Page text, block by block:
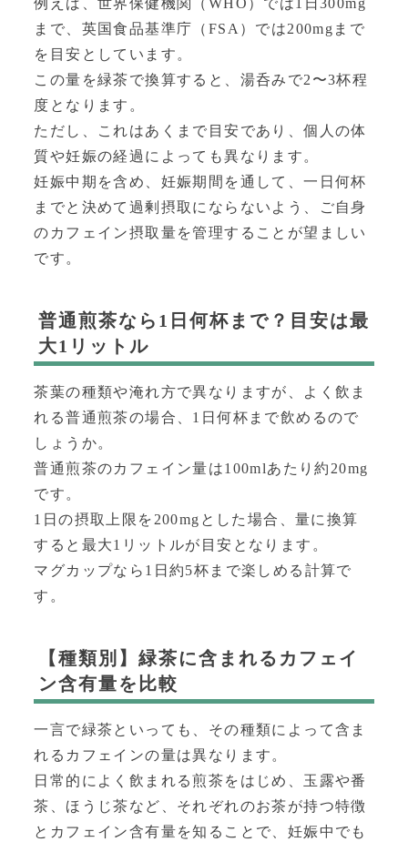
まで、英国食品基準庁（FSA）では200mgまで
を目安としています。
この量を緑茶で換算すると、湯呑みで2〜3杯程
度となります。
ただし、これはあくまで目安であり、個人の体
質や妊娠の経過によっても異なります。
妊娠中期を含め、妊娠期間を通して、一日何杯
までと決めて過剰摂取にならないよう、ご自身
のカフェイン摂取量を管理することが望ましい
です。
普通煎茶なら1日何杯まで？目安は最
大1リットル
茶葉の種類や淹れ方で異なりますが、よく飲ま
れる普通煎茶の場合、1日何杯まで飲めるので
しょうか。
普通煎茶のカフェイン量は100mlあたり約20mg
です。
1日の摂取上限を200mgとした場合、量に換算
すると最大1リットルが目安となります。
マグカップなら1日約5杯まで楽しめる計算で
す。
【種類別】緑茶に含まれるカフェイ
ン含有量を比較
一言で緑茶といっても、その種類によって含ま
れるカフェインの量は異なります。
日常的によく飲まれる煎茶をはじめ、玉露や番
茶、ほうじ茶など、それぞれのお茶が持つ特徴
とカフェイン含有量を知ることで、妊娠中でも